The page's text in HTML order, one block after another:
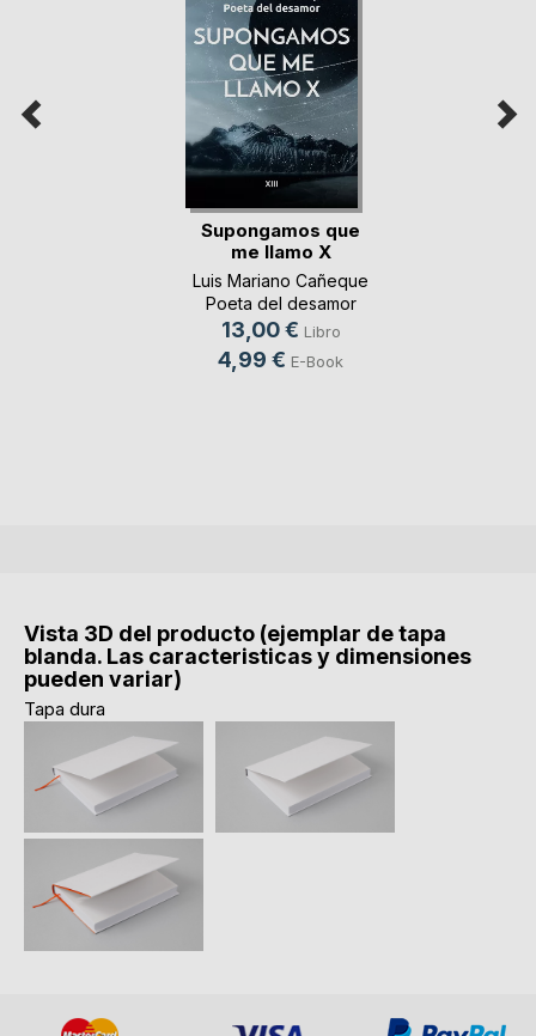
Supongamos que
me llamo X
Luis Mariano Cañeque
Poeta del desamor
13,00 € Libro
4,99 € E-Book
Vista 3D del producto (ejemplar de tapa
blanda. Las caracteristicas y dimensiones
pueden variar)
Tapa dura